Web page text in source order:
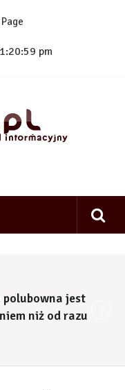
pm
jest
niż od razu